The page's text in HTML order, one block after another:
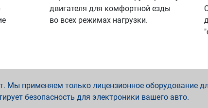
двигателя для комфортной езды
во всех режимах нагрузки.
применяем только лицензионное оборудование
безопасность для электроники вашего авто.